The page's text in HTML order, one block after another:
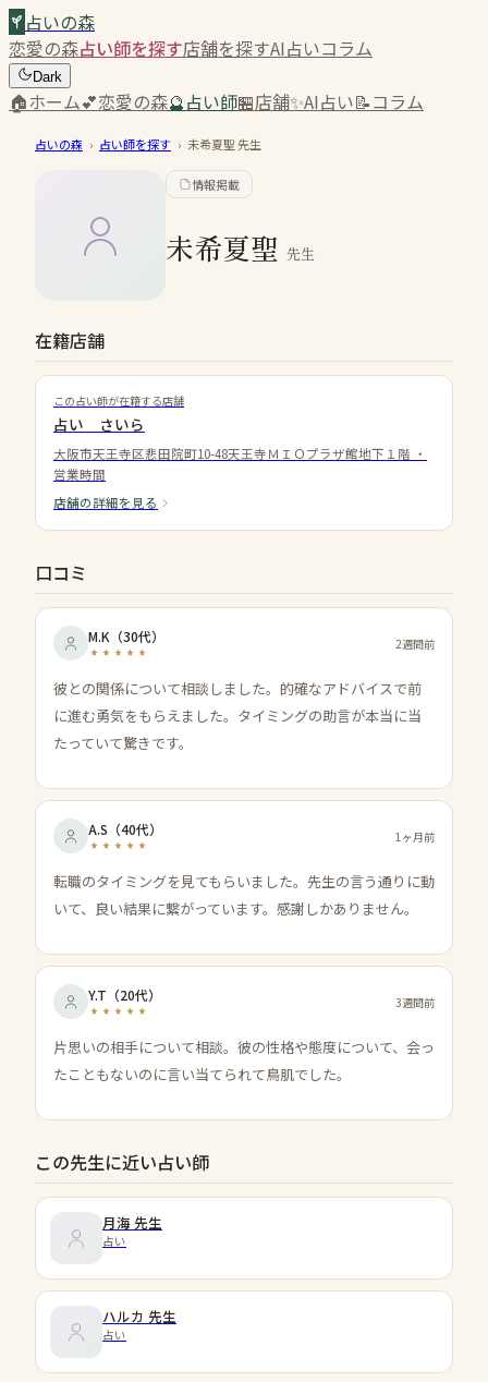
占いの森
恋愛の森占い師を探す店舗を探すAI占いコラム
Dark
🏠ホーム💕恋愛の森🔮占い師🏪店舗✨AI占い📝コラム
占いの森 › 占い師を探す › 未希夏聖先生
情報掲載
未希夏聖 先生
在籍店舗
この占い師が在籍する店舗
占い さいら
大阪市天王寺区悲田院町10-48天王寺ＭＩＯプラザ館地下１階 ・
営業時間
店舗の詳細を見る
口コミ
M.K （30代） 2週間前
彼との関係について相談しました。的確なアドバイスで前
に進む勇気をもらえました。タイミングの助言が本当に当
たっていて驚きです。
A.S （40代） 1ヶ月前
転職のタイミングを見てもらいました。先生の言う通りに動
いて、良い結果に繋がっています。感謝しかありません。
Y.T （20代） 3週間前
片思いの相手について相談。彼の性格や態度について、会っ
たこともないのに言い当てられて鳥肌でした。
この先生に近い占い師
月海 先生
占い
ハルカ 先生
占い